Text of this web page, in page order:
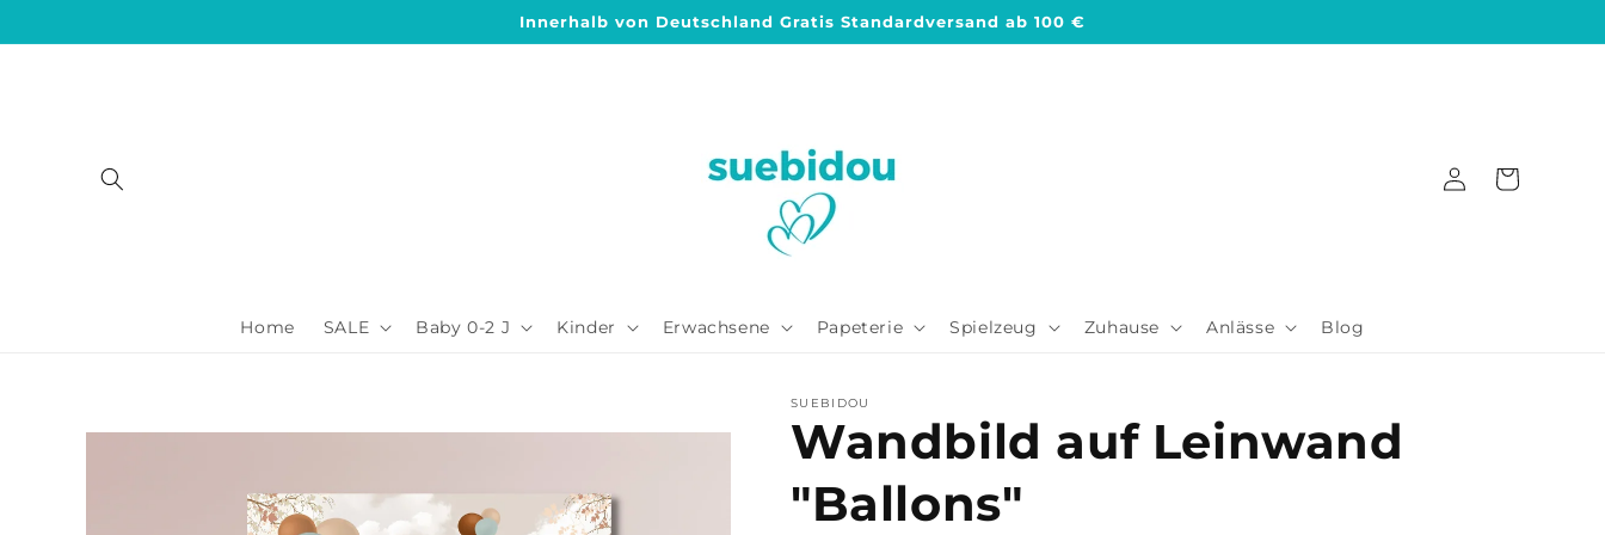
Inhalt
Innerhalb von Deutschland Gratis Standardversand ab 100 €
Home SALE Baby 0-2 J Kinder Erwachsene Papeterie Spielzeug Zuhause Anlässe Blog
Einloggen
Warenkorb
SUEBIDOU
Wandbild auf Leinwand
"Ballons"